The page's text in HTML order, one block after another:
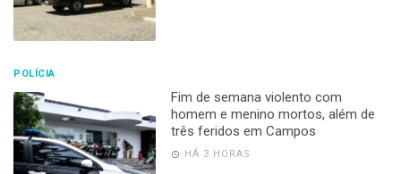
POLÍCIA
Fim de semana violento com
homem e menino mortos, além de
três feridos em Campos
HÁ 3 HORAS